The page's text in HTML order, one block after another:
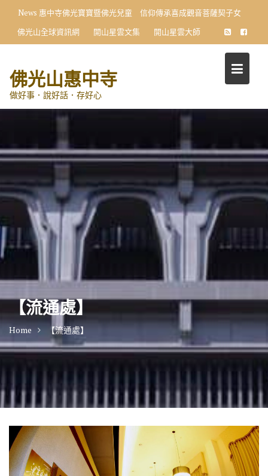
content
News 惠中寺佛光寶寶暨佛光兒童 信仰傳承喜成觀音菩薩契子女
佛光山全球資訊網
開山星雲文集 開山星雲大師
佛光山惠中寺
做好事．說好話．存好心
【流通處】
Home 【流通處】